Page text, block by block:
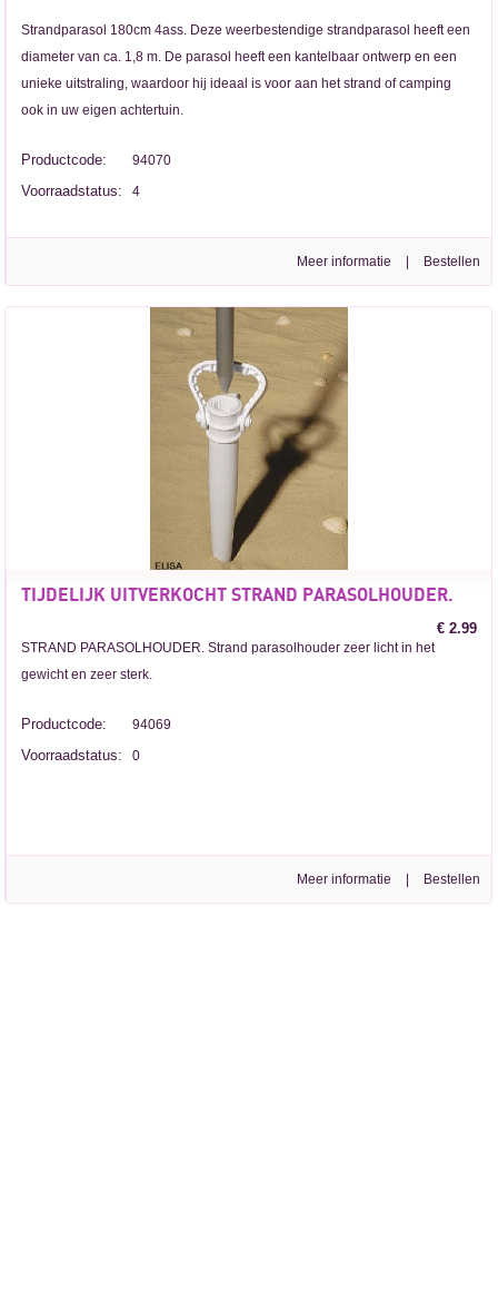
Strandparasol 180cm 4ass. Deze weerbestendige strandparasol heeft een
diameter van ca. 1,8 m. De parasol heeft een kantelbaar ontwerp en een
unieke uitstraling, waardoor hij ideaal is voor aan het strand of camping
ook in uw eigen achtertuin.
Productcode: 94070
Voorraadstatus: 4
Meer informatie |
TIJDELIJK UITVERKOCHT STRAND PARASOLHOUDER.
€ 2.99
STRAND PARASOLHOUDER. Strand parasolhouder zeer licht in het
gewicht en zeer sterk.
Productcode: 94069
Voorraadstatus: 0
Meer informatie |